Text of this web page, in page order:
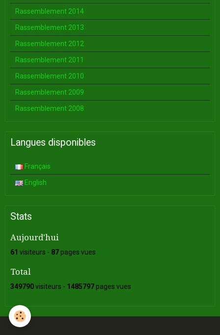
Rassemblement 2014
Rassemblement 2013
Rassemblement 2012
Rassemblement 2011
Rassemblement 2010
Rassemblement 2009
Rassemblement 2008
Langues disponibles
Français
English
Stats
Aujourd'hui
61 visiteurs - 87pages vues
Total
349790visiteurs - 1485797pages vues